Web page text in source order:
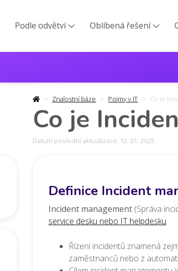
Podle odvětví  Oblíbená řešení 
Znalostní báze Pojmy v IT Co je
Co je
Datum poslední aktualizace: 12. 01. 2025
Definice Incident
Incident management (Správa
service desku nebo IT helpdesku.
Řízení incidentů znamená
zaměstnanců nebo z